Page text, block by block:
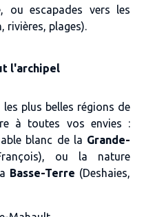
ou escapades vers les
rivières, plages).
l'archipel
plus belles régions de
à toutes vos envies :
blanc de la Grande-
ou la nature
Basse-Terre (Deshaies,